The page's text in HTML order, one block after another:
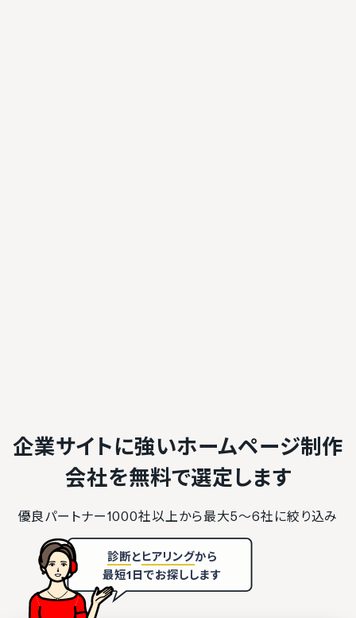
企業サイトに強いホームページ制作
会社を無料で選定します
優良パートナー1000社以上から最大5〜6社に絞り込み
診断とヒアリングから
最短1日でお探しします